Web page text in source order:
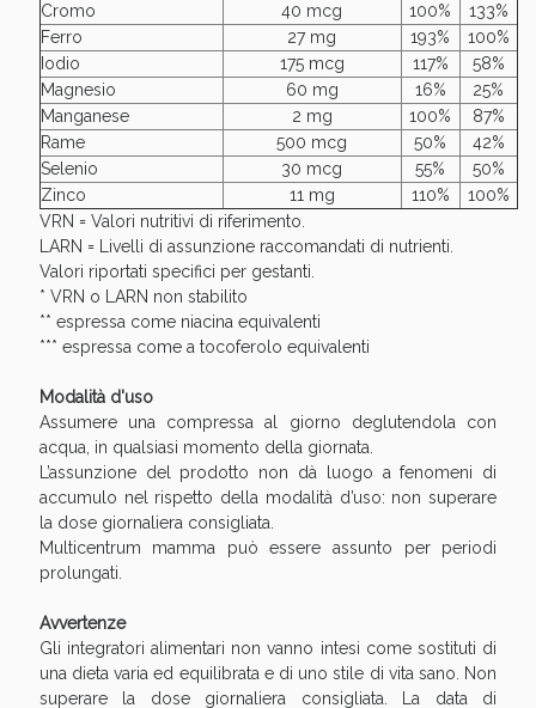
Cromo
40 mcg 100%
133%
Ferro
27 mg 193%
100%
Iodio
175 mcg 117%
58%
Magnesio
60 mg 16%
25%
Manganese
2 mg 100%
87%
Rame
500 mcg 50%
42%
Selenio
30 mcg 55%
50%
Zinco
11 mg 110%
100%
VRN = Valori nutritivi di riferimento.
LARN = Livelli di assunzione raccomandati di nutrienti.
Valori riportati specifici per gestanti.
* VRN o LARN non stabilito
** espressa come niacina equivalenti
*** espressa come a tocoferolo equivalenti
Modalità d'uso
Assumere una compressa al giorno deglutendola con
acqua, in qualsiasi momento della giornata.
L’assunzione del prodotto non dà luogo a fenomeni di
accumulo nel rispetto della modalità d’uso: non superare
la dose giornaliera consigliata.
Multicentrum mamma può essere assunto per periodi
prolungati.
Avvertenze
Gli integratori alimentari non vanno intesi come sostituti di
una dieta varia ed equilibrata e di uno stile di vita sano. Non
superare la dose giornaliera consigliata. La data di
Benessere Intestinale: Sconto fino al 55% valido
oggi!
Scopri le offerte di Oggi